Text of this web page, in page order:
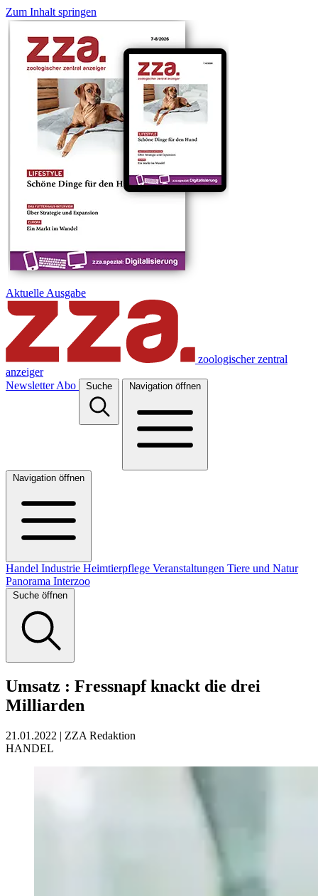
Zum Inhalt springen
Aktuelle Ausgabe
zoologischer zentral
anzeiger
Newsletter Abo Suche Navigation öffnen
Navigation öffnen
Handel Industrie Heimtierpflege Veranstaltungen Tiere und Natur
Panorama Interzoo
Suche öffnen
Umsatz : Fressnapf knackt die drei
Milliarden
21.01.2022 | ZZA Redaktion
HANDEL